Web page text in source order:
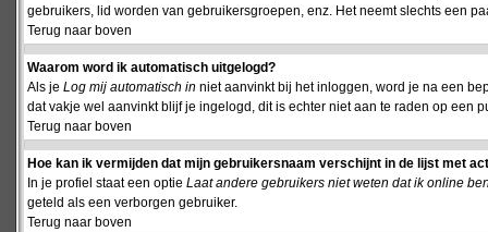
gebruikers, lid worden van gebruikersgroepen, enz. Het neemt slechts een
Terug naar boven
Waarom word ik automatisch uitgelogd?
Als je Log mij automatisch in niet aanvinkt bij het inloggen, word je na een
dat vakje wel aanvinkt blijf je ingelogd, dit is echter niet aan te raden op een
Terug naar boven
Hoe kan ik vermijden dat mijn gebruikersnaam verschijnt in de lijst met
In je profiel staat een optie Laat andere gebruikers niet weten dat ik online
geteld als een verborgen gebruiker.
Terug naar boven